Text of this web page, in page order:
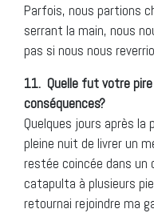
Parfois, nous partions
serrant la main, nous
pas si nous nous
11. Quelle fut votre
conséquences?
Quelques jours après la
pleine nuit de livrer un
restée coincée dans un
catapulta à plusieurs
retournai rejoindre ma